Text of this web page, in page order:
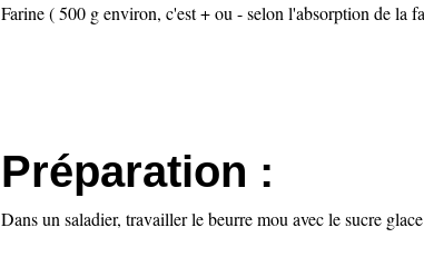
Farine ( 500 g environ, c'est + ou - selon l'absorption de la
Préparation :
Dans un saladier, travailler le beurre mou avec le sucre